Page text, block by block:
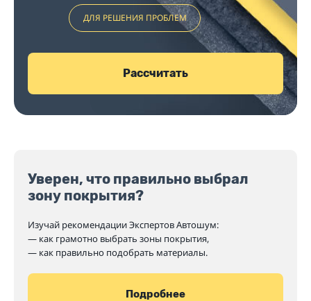
ДЛЯ РЕШЕНИЯ ПРОБЛЕМ
Рассчитать
Уверен, что правильно выбрал
зону покрытия?
Изучай рекомендации Экспертов Автошум:
— как грамотно выбрать зоны покрытия,
— как правильно подобрать материалы.
Подробнее